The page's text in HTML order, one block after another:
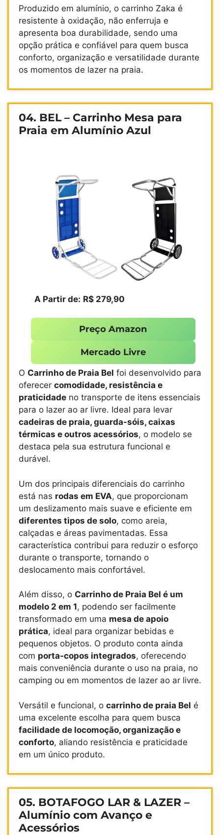
Produzido em alumínio, o carrinho Zaka é
resistente à oxidação, não enferruja e
apresenta boa durabilidade, sendo uma
opção prática e confiável para quem busca
conforto, organização e versatilidade durante
os momentos de lazer na praia.
04. BEL – Carrinho Mesa para
Praia em Alumínio Azul
A Partir de: R$ 279,90
Preço Amazon
Mercado Livre
O Carrinho de Praia Bel foi desenvolvido para
oferecer comodidade, resistência e
praticidade no transporte de itens essenciais
para o lazer ao ar livre. Ideal para levar
cadeiras de praia, guarda-sóis, caixas
térmicas e outros acessórios, o modelo se
destaca pela sua estrutura funcional e
durável.
Um dos principais diferenciais do carrinho
está nas rodas em EVA, que proporcionam
um deslizamento mais suave e eficiente em
diferentes tipos de solo, como areia,
calçadas e áreas pavimentadas. Essa
característica contribui para reduzir o esforço
durante o transporte, tornando o
deslocamento mais confortável.
Além disso, o Carrinho de Praia Bel é um
modelo 2 em 1, podendo ser facilmente
transformado em uma mesa de apoio
prática, ideal para organizar bebidas e
pequenos objetos. O produto conta ainda
com porta-copos integrados, oferecendo
mais conveniência durante o uso na praia, no
camping ou em momentos de lazer ao ar livre.
Versátil e funcional, o carrinho de praia Bel é
uma excelente escolha para quem busca
facilidade de locomoção, organização e
conforto, aliando resistência e praticidade
em um único produto.
05. BOTAFOGO LAR & LAZER –
Alumínio com Avanço e
Acessórios